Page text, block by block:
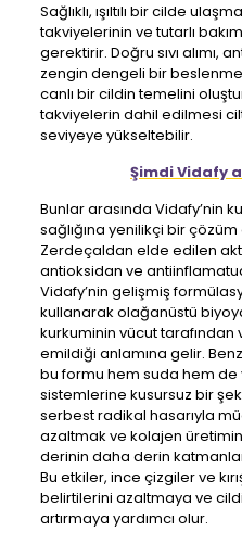
Sağlıklı, ışıltılı bir cilde
takviyelerinin ve tutarlı
gerektirir. Doğru sıvı alımı,
zengin dengeli bir
canlı bir cildin temelini
takviyelerin dahil edilmesi
seviyeye yükseltebilir.
Şimdi Vidafy
Bunlar arasında Vidafy’nin
sağlığına yenilikçi bir çözüm
Zerdeçaldan elde edilen
antioksidan ve
Vidafy’nin gelişmiş
kullanarak olağanüstü
kurkuminin vücut
emildiği anlamına gelir.
bu formu hem suda hem
sistemlerine kusursuz bir
serbest radikal hasarıyla
azaltmak ve kolajen
derinin daha derin
Bu etkiler, ince çizgiler ve
belirtilerini azaltmaya ve
artırmaya yardımcı olur.